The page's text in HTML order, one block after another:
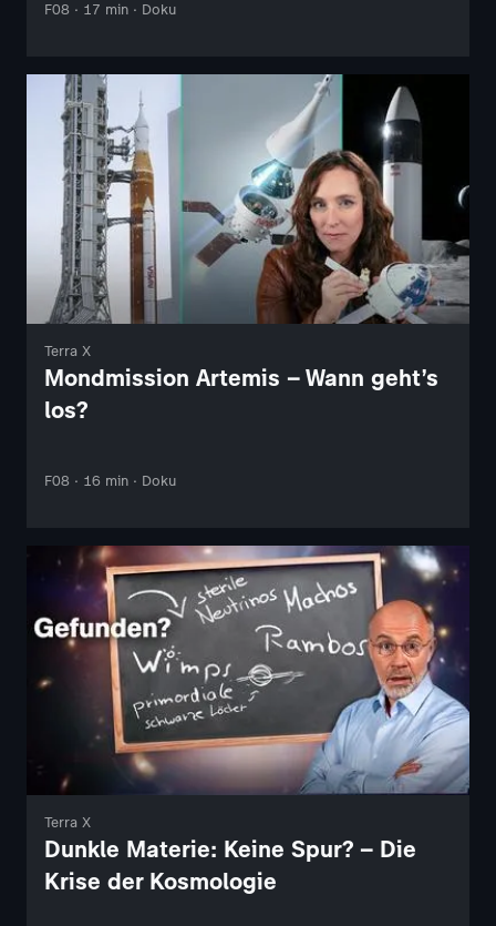
F08 · 17 min · Doku
Terra X
Mondmission Artemis – Wann geht’s
los?
F08 · 16 min · Doku
Terra X
Dunkle Materie: Keine Spur? – Die
Krise der Kosmologie